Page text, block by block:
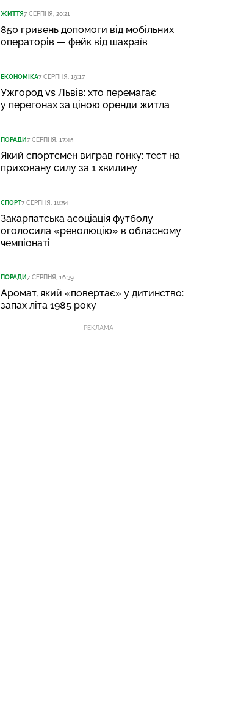
ЖИТТЯ7 СЕРПНЯ, 20:21
850 гривень допомоги від мобільних
операторів — фейк від шахраїв
ЕКОНОМІКА7 СЕРПНЯ, 19:17
Ужгород vs Львів: хто перемагає
у перегонах за ціною оренди житла
ПОРАДИ7 СЕРПНЯ, 17:45
Який спортсмен виграв гонку: тест на
приховану силу за 1 хвилину
СПОРТ7 СЕРПНЯ, 16:54
Закарпатська асоціація футболу
оголосила «революцію» в обласному
чемпіонаті
ПОРАДИ7 СЕРПНЯ, 16:39
Аромат, який «повертає» у дитинство:
запах літа 1985 року
РЕКЛАМА